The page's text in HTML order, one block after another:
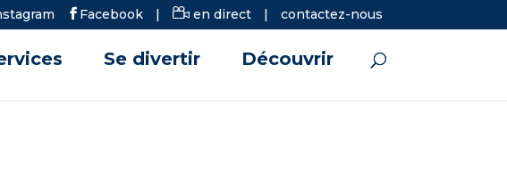
Facebook | en direct | contactez-nous
Se divertir Découvrir